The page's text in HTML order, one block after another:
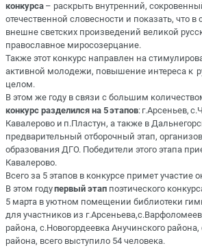
конкурса – раскрыть внутренний,
отечественной словесности и показать, что
внешне светских произведений великой
православное миросозерцание.
Также этот конкурс направлен на
активной молодежи, повышение интереса к
целом.
В этом же году в связи с большим
конкурс разделился на 5 этапов: г.Арсеньев,
Кавалерово и п.Пластун, а также в
предварительный отборочный этап,
образования ДГО. Победители этого этапа
Кавалерово.
Всего за 5 этапов в конкурсе примет участие
В этом годупервый этап поэтического
5 марта в уютном помещении библиотеки
для участников из
района, с.Новогордеевка Анучинского
района, всего выступило 54 человека.